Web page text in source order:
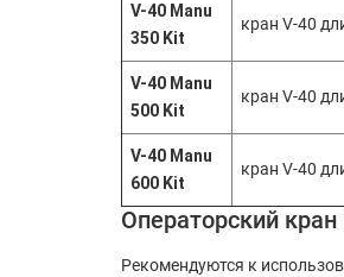
V-40 Manu
350 Kit
кран V-40
V-40 Manu
500 Kit
кран V-40
V-40 Manu
600 Kit
кран V-40
Операторский
Рекомендуются к